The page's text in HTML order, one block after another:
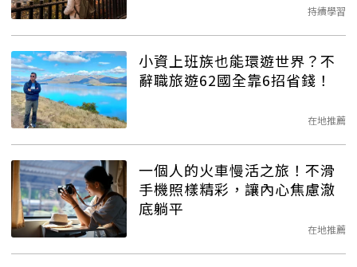
持續學習
小資上班族也能環遊世界？不
辭職旅遊62國全靠6招省錢！
在地推薦
一個人的火車慢活之旅！不滑
手機照樣精彩，讓內心焦慮澈
底躺平
在地推薦